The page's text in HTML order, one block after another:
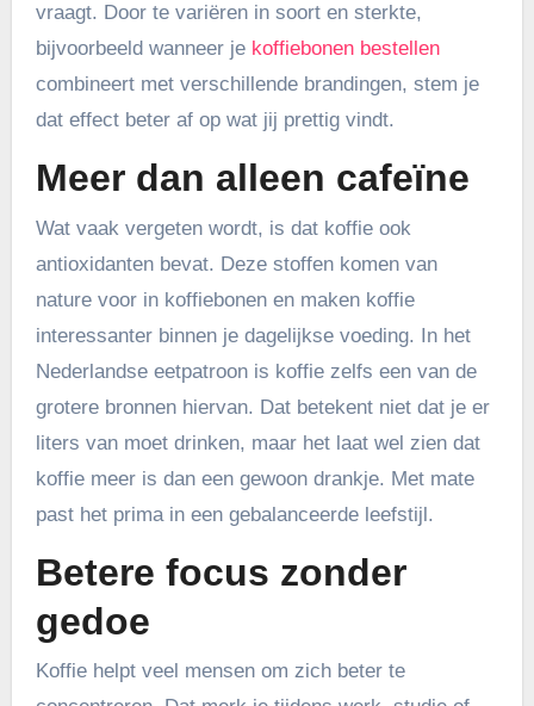
vraagt. Door te variëren in soort en sterkte,
bijvoorbeeld wanneer je koffiebonen bestellen
combineert met verschillende brandingen, stem je
dat effect beter af op wat jij prettig vindt.
Meer dan alleen cafeïne
Wat vaak vergeten wordt, is dat koffie ook
antioxidanten bevat. Deze stoffen komen van
nature voor in koffiebonen en maken koffie
interessanter binnen je dagelijkse voeding. In het
Nederlandse eetpatroon is koffie zelfs een van de
grotere bronnen hiervan. Dat betekent niet dat je er
liters van moet drinken, maar het laat wel zien dat
koffie meer is dan een gewoon drankje. Met mate
past het prima in een gebalanceerde leefstijl.
Betere focus zonder
gedoe
Koffie helpt veel mensen om zich beter te